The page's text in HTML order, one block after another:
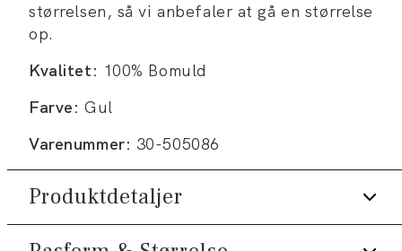
størrelsen, så vi anbefaler at gå en størrelse
op.
Kvalitet: 100% Bomuld
Farve: Gul
Varenummer: 30-505086
Produktdetaljer